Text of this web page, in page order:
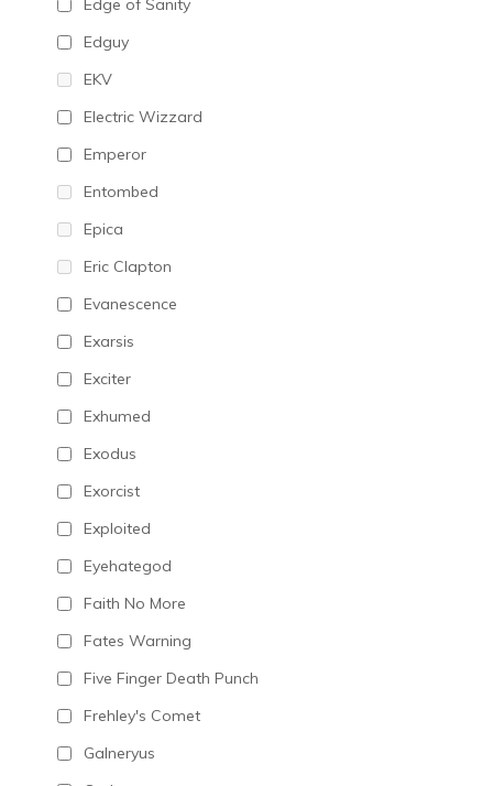
Edge of Sanity
Edguy
EKV
Electric Wizzard
Emperor
Entombed
Epica
Eric Clapton
Evanescence
Exarsis
Exciter
Exhumed
Exodus
Exorcist
Exploited
Eyehategod
Faith No More
Fates Warning
Five Finger Death Punch
Frehley's Comet
Galneryus